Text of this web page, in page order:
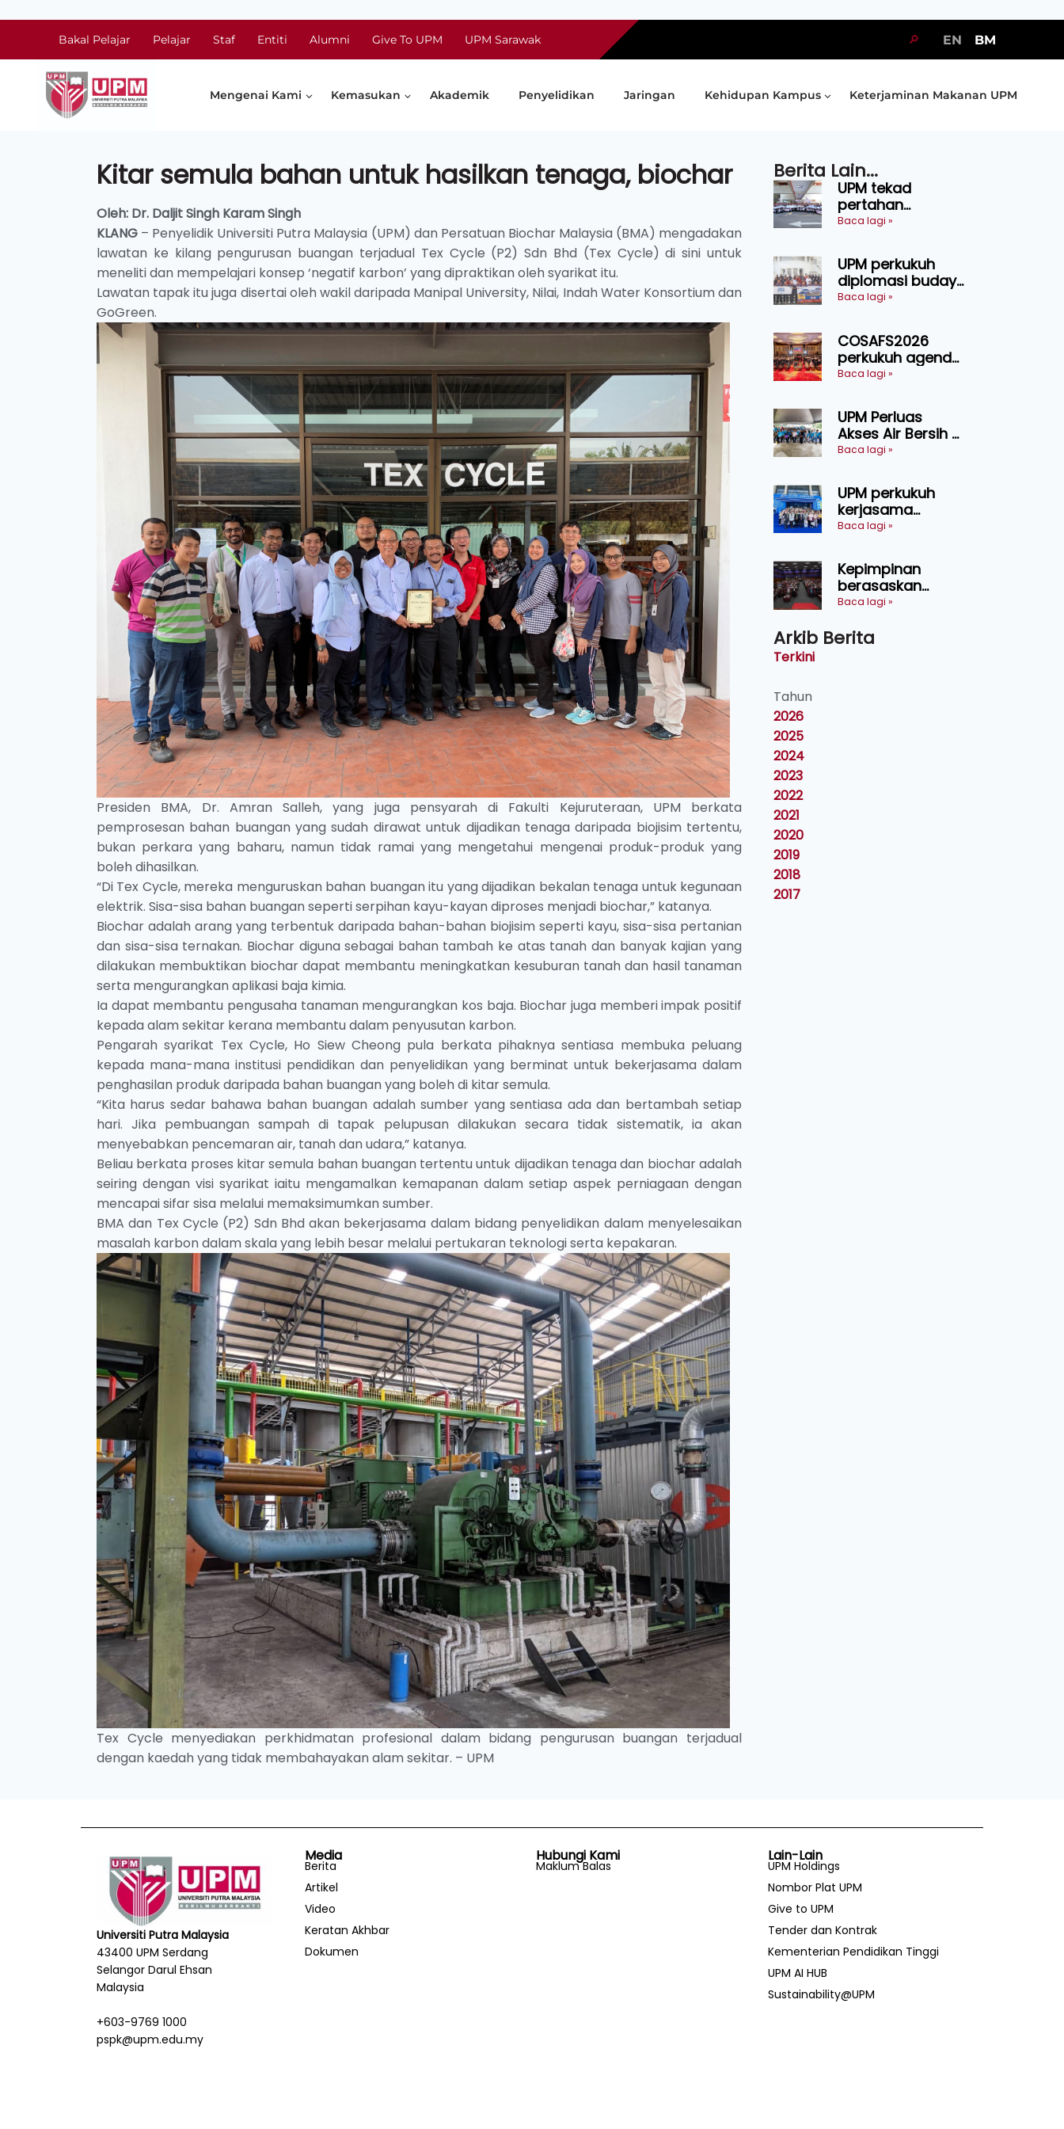
Bakal Pelajar Pelajar Staf Entiti Alumni Give To UPM UPM Sarawak 🔎 EN BM
Mengenai Kami Kemasukan Akademik Penyelidikan Jaringan Kehidupan Kampus Keterjaminan Makanan UPM
Kitar semula bahan untuk hasilkan tenaga, biochar
Oleh: Dr. Daljit Singh Karam Singh
KLANG – Penyelidik Universiti Putra Malaysia (UPM) dan Persatuan Biochar Malaysia (BMA) mengadakan
lawatan ke kilang pengurusan buangan terjadual Tex Cycle (P2) Sdn Bhd (Tex Cycle) di sini untuk
meneliti dan mempelajari konsep ‘negatif karbon’ yang dipraktikan oleh syarikat itu.
Lawatan tapak itu juga disertai oleh wakil daripada Manipal University, Nilai, Indah Water Konsortium dan
GoGreen.
Presiden BMA, Dr. Amran Salleh, yang juga pensyarah di Fakulti Kejuruteraan, UPM berkata
pemprosesan bahan buangan yang sudah dirawat untuk dijadikan tenaga daripada biojisim tertentu,
bukan perkara yang baharu, namun tidak ramai yang mengetahui mengenai produk-produk yang
boleh dihasilkan.
“Di Tex Cycle, mereka menguruskan bahan buangan itu yang dijadikan bekalan tenaga untuk kegunaan
elektrik. Sisa-sisa bahan buangan seperti serpihan kayu-kayan diproses menjadi biochar,” katanya.
Biochar adalah arang yang terbentuk daripada bahan-bahan biojisim seperti kayu, sisa-sisa pertanian
dan sisa-sisa ternakan. Biochar diguna sebagai bahan tambah ke atas tanah dan banyak kajian yang
dilakukan membuktikan biochar dapat membantu meningkatkan kesuburan tanah dan hasil tanaman
serta mengurangkan aplikasi baja kimia.
Ia dapat membantu pengusaha tanaman mengurangkan kos baja. Biochar juga memberi impak positif
kepada alam sekitar kerana membantu dalam penyusutan karbon.
Pengarah syarikat Tex Cycle, Ho Siew Cheong pula berkata pihaknya sentiasa membuka peluang
kepada mana-mana institusi pendidikan dan penyelidikan yang berminat untuk bekerjasama dalam
penghasilan produk daripada bahan buangan yang boleh di kitar semula.
“Kita harus sedar bahawa bahan buangan adalah sumber yang sentiasa ada dan bertambah setiap
hari. Jika pembuangan sampah di tapak pelupusan dilakukan secara tidak sistematik, ia akan
menyebabkan pencemaran air, tanah dan udara,” katanya.
Beliau berkata proses kitar semula bahan buangan tertentu untuk dijadikan tenaga dan biochar adalah
seiring dengan visi syarikat iaitu mengamalkan kemapanan dalam setiap aspek perniagaan dengan
mencapai sifar sisa melalui memaksimumkan sumber.
BMA dan Tex Cycle (P2) Sdn Bhd akan bekerjasama dalam bidang penyelidikan dalam menyelesaikan
masalah karbon dalam skala yang lebih besar melalui pertukaran teknologi serta kepakaran.
Tex Cycle menyediakan perkhidmatan profesional dalam bidang pengurusan buangan terjadual
dengan kaedah yang tidak membahayakan alam sekitar. – UPM
Berita Lain...
UPM tekad
pertahan
kejuaraan SUKUM
pingat emas
Baca lagi »
UPM perkukuh
diplomasi budaya
Malaysia-
Narasi Nusantara
Baca lagi »
COSAFS2026
perkukuh agenda
keselamatan
AgriHub pacu
transformasi
pertanian
Sarawak
Baca lagi »
UPM Perluas
Akses Air Bersih di
31 Kediaman
Chini
Baca lagi »
UPM perkukuh
kerjasama
pendidikan pintar
lawatan rasmi ke
China
Baca lagi »
Kepimpinan
berasaskan
kepercayaan
kecemerlangan
Baca lagi »
Arkib Berita
Terkini
Tahun
2026
2025
2024
2023
2022
2021
2020
2019
2018
2017
Universiti Putra Malaysia
43400 UPM Serdang
Selangor Darul Ehsan
Malaysia
+603-9769 1000
pspk@upm.edu.my
Media
Berita
Artikel
Video
Keratan Akhbar
Dokumen
Hubungi Kami
Maklum Balas
Lain-Lain
UPM Holdings
Nombor Plat UPM
Give to UPM
Tender dan Kontrak
Kementerian Pendidikan Tinggi
UPM AI HUB
Sustainability@UPM